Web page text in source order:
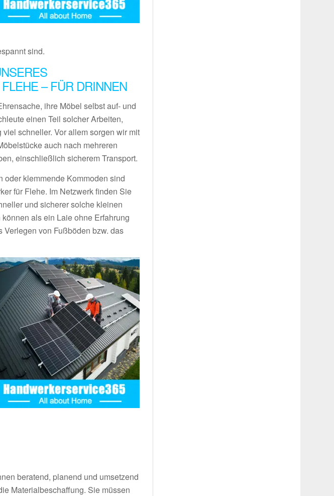
sind.
– FÜR DRINNEN
ihre Möbel selbst auf- und
einen Teil solcher Arbeiten,
schneller. Vor allem sorgen wir mit
auch nach mehreren
einschließlich sicherem Transport.
oder klemmende Kommoden sind
für Flehe. Im Netzwerk finden Sie
und sicherer solche kleinen
als ein Laie ohne Erfahrung
von Fußböden bzw. das
beratend, planend und umsetzend
Materialbeschaffung. Sie müssen